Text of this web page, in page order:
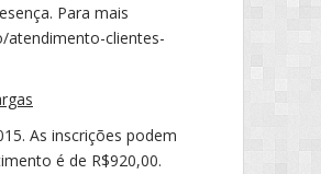
Para mais
atendimento-clientes-
As inscrições podem
é de R$920,00.